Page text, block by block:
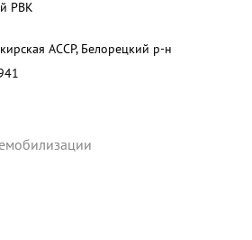
РВК
АССР, Белорецкий р-н